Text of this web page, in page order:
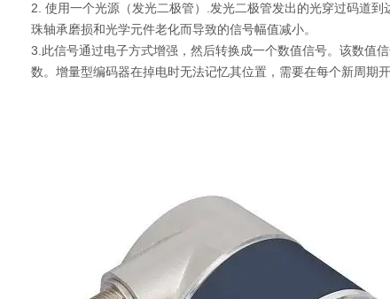
2. 使用一个光源（发光二极管）.发光二极管发出的光穿过码道
珠轴承磨损和光学元件老化而导致的信号幅值减小。
3.此信号通过电子方式增强，然后转换成一个数值信号。该数值
数。增量型编码器在掉电时无法记忆其位置，需要在每个新周期